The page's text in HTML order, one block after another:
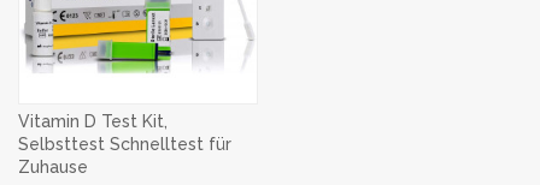
Vitamin D Test Kit,
Selbsttest Schnelltest für
Zuhause